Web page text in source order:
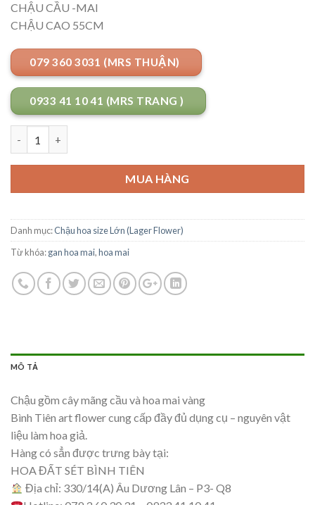
CHẬU CẦU -MAI
CHẬU CAO 55CM
079 360 3031 (MRS THUẬN)
0933 41 10 41 (MRS TRANG )
MUA HÀNG
Danh mục:Chậu hoa size Lớn (Lager Flower)
Từ khóa:gan hoa mai,hoa mai
MÔ TẢ
Chậu gồm cây mãng cầu và hoa mai vàng
Bình Tiên art flower cung cấp đầy đủ dụng cụ – nguyên vật
liệu làm hoa giả.
Hàng có sẳn được trưng bày tại:
HOA ĐẤT SÉT BÌNH TIÊN
Địa chỉ: 330/14(A) Âu Dương Lân – P3- Q8